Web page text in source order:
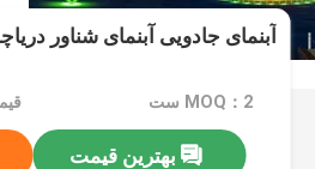
آبنمای جادویی آبنمای شناور
MOQ：2 ست
بهترین قیمت